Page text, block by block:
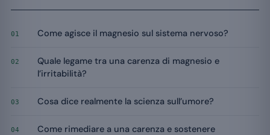
01 Come agisce il magnesio sul sistema nervoso?
02
Quale legame tra una carenza di magnesio e
l’irritabilità?
03 Cosa dice realmente la scienza sull’umore?
04
Come rimediare a una carenza e sostenere